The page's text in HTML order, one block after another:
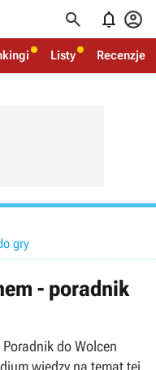
  
Listy Recenzje
gry
- poradnik
do Wolcen
wiedzy na temat tej